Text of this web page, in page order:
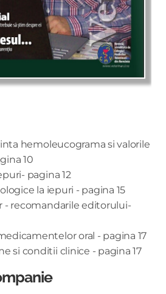
hemoleucograma si valorile
10
pagina 12
la iepuri - pagina 15
- recomandarile editorului-
oral - pagina 17
si conditii clinice - pagina 17